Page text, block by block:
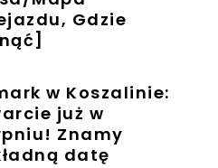
Gdzie
w Koszalinie:
już w
Znamy
datę